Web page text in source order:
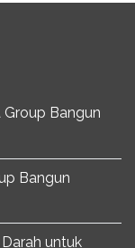
Bangun
Bangun
untuk